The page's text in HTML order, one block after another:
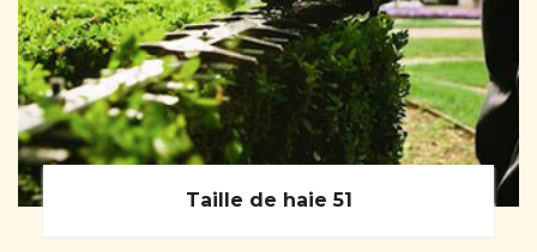
Taille de haie 51